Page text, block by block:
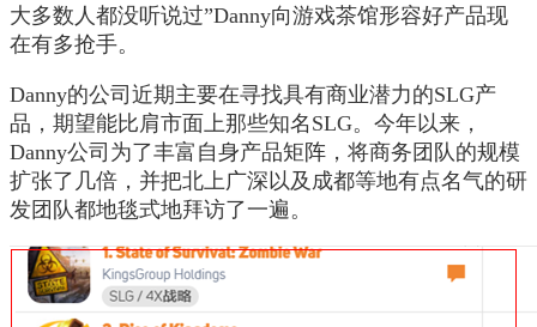
大多数人都没听说过”Danny向游戏茶馆形容好产品现
在有多抢手。
Danny的公司近期主要在寻找具有商业潜力的SLG产
品，期望能比肩市面上那些知名SLG。今年以来，
Danny公司为了丰富自身产品矩阵，将商务团队的规模
扩张了几倍，并把北上广深以及成都等地有点名气的研
发团队都地毯式地拜访了一遍。